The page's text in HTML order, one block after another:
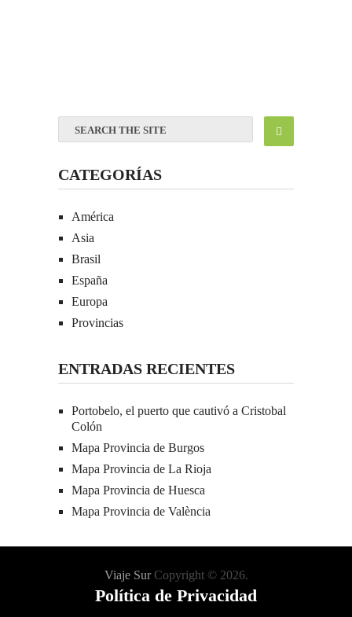
CATEGORÍAS
América
Asia
Brasil
España
Europa
Provincias
ENTRADAS RECIENTES
Portobelo, el puerto que cautivó a Cristobal
Colón
Mapa Provincia de Burgos
Mapa Provincia de La Rioja
Mapa Provincia de Huesca
Mapa Provincia de València
Viaje SurCopyright © 2026.
Política de Privacidad